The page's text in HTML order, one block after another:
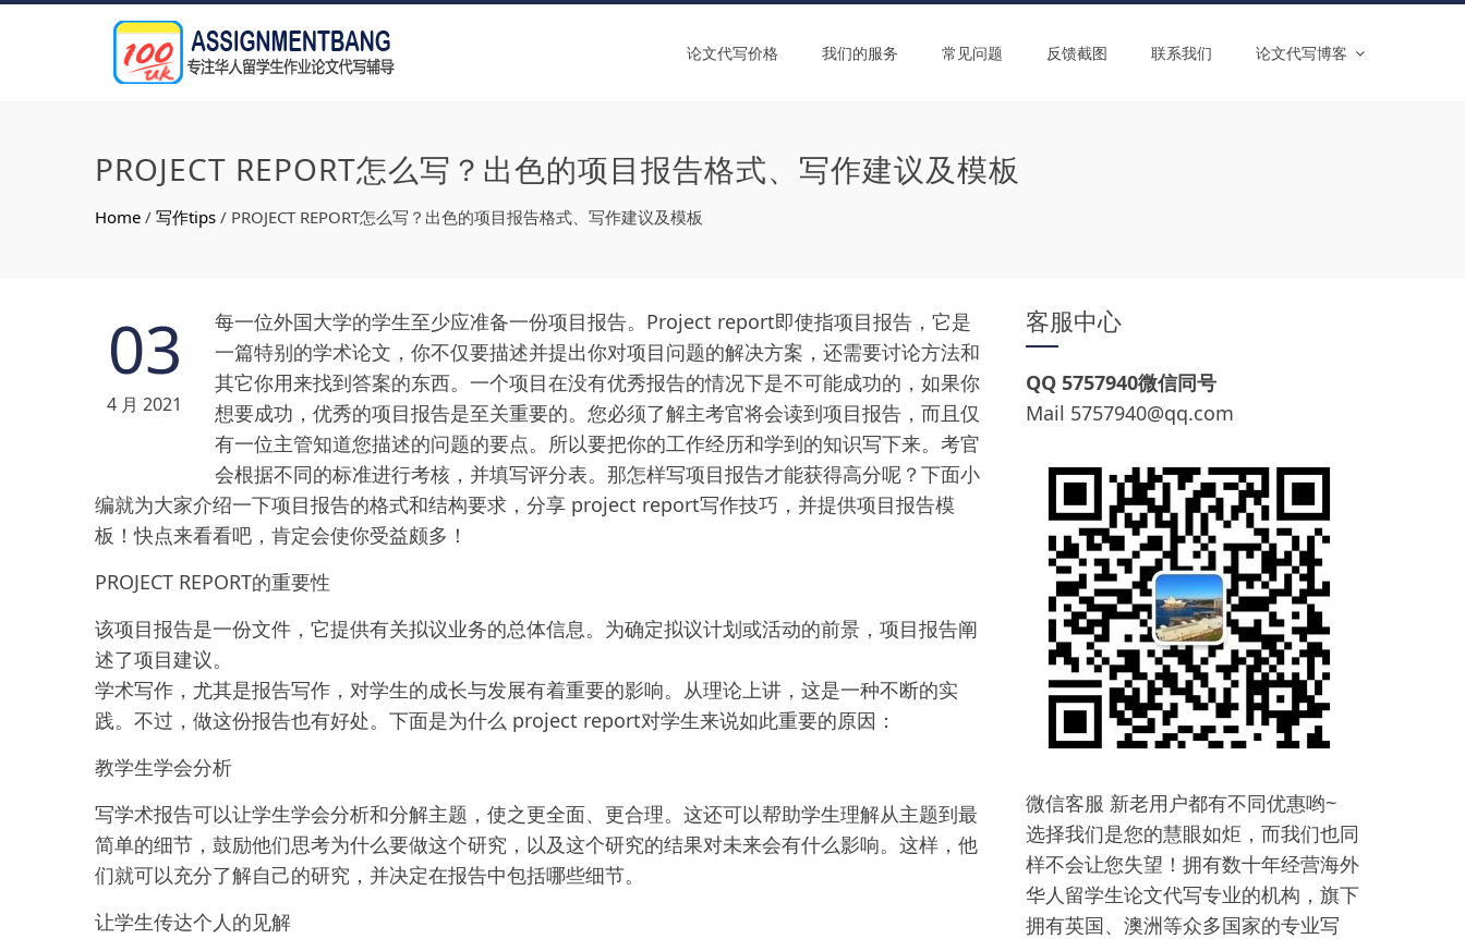
论文代写价格 我们的服务 常见问题 反馈截图 联系我们 论文代写博客
PROJECT REPORT怎么写？出色的项目报告格式、写作建议及模板
Home / 写作tips / PROJECT REPORT怎么写？出色的项目报告格式、写作建议及模板
03
4 月 2021
每一位外国大学的学生至少应准备一份项目报告。Project report即使指项目报告，它是
一篇特别的学术论文，你不仅要描述并提出你对项目问题的解决方案，还需要讨论方法和
其它你用来找到答案的东西。一个项目在没有优秀报告的情况下是不可能成功的，如果你
想要成功，优秀的项目报告是至关重要的。您必须了解主考官将会读到项目报告，而且仅
有一位主管知道您描述的问题的要点。所以要把你的工作经历和学到的知识写下来。考官
会根据不同的标准进行考核，并填写评分表。那怎样写项目报告才能获得高分呢？下面小
编就为大家介绍一下项目报告的格式和结构要求，分享 project report写作技巧，并提供项目报告模
板！快点来看看吧，肯定会使你受益颇多！
PROJECT REPORT的重要性
该项目报告是一份文件，它提供有关拟议业务的总体信息。为确定拟议计划或活动的前景，项目报告阐
述了项目建议。
学术写作，尤其是报告写作，对学生的成长与发展有着重要的影响。从理论上讲，这是一种不断的实
践。不过，做这份报告也有好处。下面是为什么 project report对学生来说如此重要的原因：
教学生学会分析
写学术报告可以让学生学会分析和分解主题，使之更全面、更合理。这还可以帮助学生理解从主题到最
简单的细节，鼓励他们思考为什么要做这个研究，以及这个研究的结果对未来会有什么影响。这样，他
们就可以充分了解自己的研究，并决定在报告中包括哪些细节。
让学生传达个人的见解
客服中心
QQ 5757940微信同号
Mail 5757940@qq.com
微信客服 新老用户都有不同优惠哟~
选择我们是您的慧眼如炬，而我们也同
样不会让您失望！拥有数十年经营海外
华人留学生论文代写专业的机构，旗下
拥有英国、澳洲等众多国家的专业写